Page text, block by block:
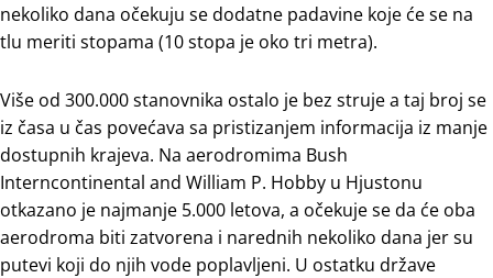
nekoliko dana očekuju se dodatne padavine koje će se na
tlu meriti stopama (10 stopa je oko tri metra).
Više od 300.000 stanovnika ostalo je bez struje a taj broj se
iz časa u čas povećava sa pristizanjem informacija iz manje
dostupnih krajeva. Na aerodromima Bush
Interncontinental and William P. Hobby u Hjustonu
otkazano je najmanje 5.000 letova, a očekuje se da će oba
aerodroma biti zatvorena i narednih nekoliko dana jer su
putevi koji do njih vode poplavljeni. U ostatku države